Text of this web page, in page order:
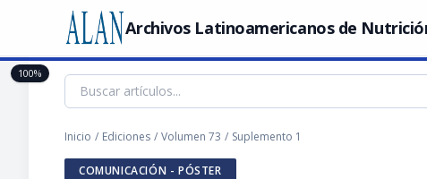
Archivos Latinoamericanos de
Inicio / Ediciones / Volumen 73 / Suplemento 1
COMUNICACIÓN - PÓSTER
100%